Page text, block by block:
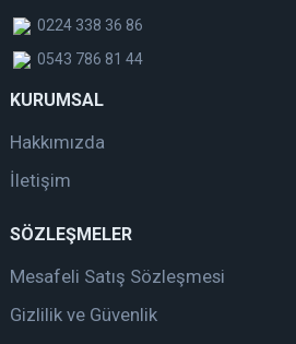
0224 338 36 86
0543 786 81 44
KURUMSAL
Hakkımızda
İletişim
SÖZLEŞMELER
Mesafeli Satış Sözleşmesi
Gizlilik ve Güvenlik